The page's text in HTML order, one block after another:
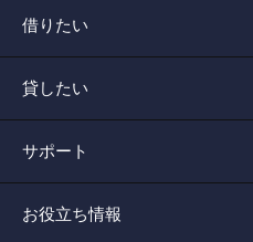
借りたい
貸したい
サポート
お役立ち情報